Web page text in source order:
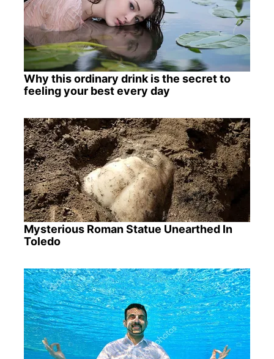
Why this ordinary drink is the secret to
feeling your best every day
Mysterious Roman Statue Unearthed In
Toledo